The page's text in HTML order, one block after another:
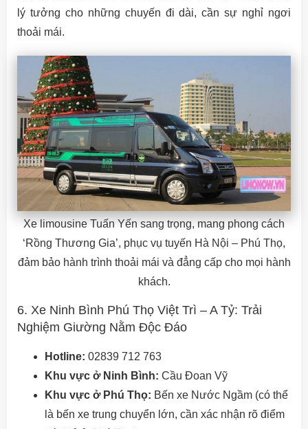
lý tưởng cho những chuyến đi dài, cần sự nghỉ ngơi
thoải mái.
Xe limousine Tuấn Yến sang trọng, mang phong cách
‘Rồng Thương Gia’, phục vụ tuyến Hà Nội – Phú Thọ,
đảm bảo hành trình thoải mái và đẳng cấp cho mọi hành
khách.
6. Xe Ninh Bình Phú Thọ Việt Trì – A Tỷ: Trải
Nghiệm Giường Nằm Độc Đáo
Hotline: 02839 712 763
Khu vực ở Ninh Bình: Cầu Đoan Vỹ
Khu vực ở Phú Thọ: Bến xe Nước Ngầm (có thể
là bến xe trung chuyển lớn, cần xác nhận rõ điểm